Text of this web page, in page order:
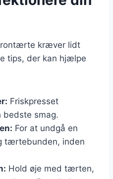
kræver lidt
tips, der kan hjælpe
Friskpresset
bedste smag.
For at undgå en
tærtebunden, inden
Hold øje med tærten,